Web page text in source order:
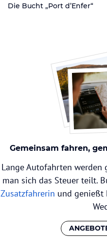
Die Bucht „Port d’Enfer“
Gemeinsam fahren,
Lange Autofahrten werden
man sich das Steuer teilt.
Zusatzfahrerin und genießt